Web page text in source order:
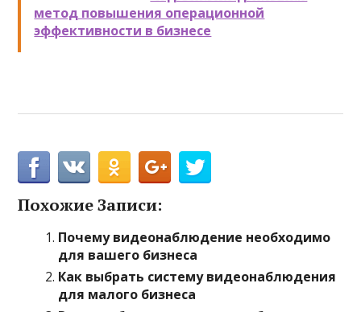
метод повышения операционной
эффективности в бизнесе
Похожие Записи:
Почему видеонаблюдение необходимо
для вашего бизнеса
Как выбрать систему видеонаблюдения
для малого бизнеса